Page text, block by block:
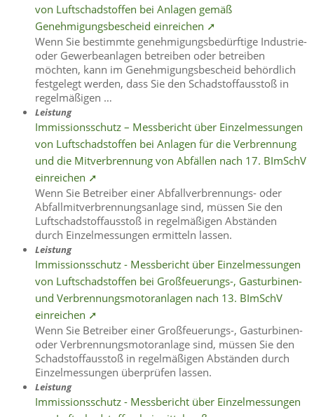
von Luftschadstoffen bei Anlagen gemäß
Genehmigungsbescheid einreichen ➚
Wenn Sie bestimmte genehmigungsbedürftige Industrie-
oder Gewerbeanlagen betreiben oder betreiben
möchten, kann im Genehmigungsbescheid behördlich
festgelegt werden, dass Sie den Schadstoffausstoß in
regelmäßigen …
Leistung
Immissionsschutz – Messbericht über Einzelmessungen
von Luftschadstoffen bei Anlagen für die Verbrennung
und die Mitverbrennung von Abfällen nach 17. BImSchV
einreichen ➚
Wenn Sie Betreiber einer Abfallverbrennungs- oder
Abfallmitverbrennungsanlage sind, müssen Sie den
Luftschadstoffausstoß in regelmäßigen Abständen
durch Einzelmessungen ermitteln lassen.
Leistung
Immissionsschutz - Messbericht über Einzelmessungen
von Luftschadstoffen bei Großfeuerungs-, Gasturbinen-
und Verbrennungsmotoranlagen nach 13. BImSchV
einreichen ➚
Wenn Sie Betreiber einer Großfeuerungs-, Gasturbinen-
oder Verbrennungsmotoranlage sind, müssen Sie den
Schadstoffausstoß in regelmäßigen Abständen durch
Einzelmessungen überprüfen lassen.
Leistung
Immissionsschutz - Messbericht über Einzelmessungen